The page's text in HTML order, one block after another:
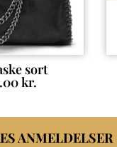
sort
kr.
ANMELDELSER